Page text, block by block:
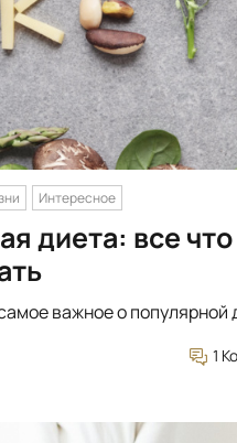
Интересное
диета: все что
важное о популярной
1